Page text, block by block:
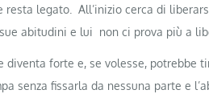
resta legato. All’inizio cerca di
abitudini e lui non ci prova più a
diventa forte e, se volesse, potrebbe
senza fissarla da nessuna parte e